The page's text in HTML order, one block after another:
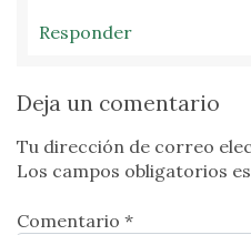
Responder
Deja un comentario
Tu dirección de correo
Los campos obligatorios
Comentario *